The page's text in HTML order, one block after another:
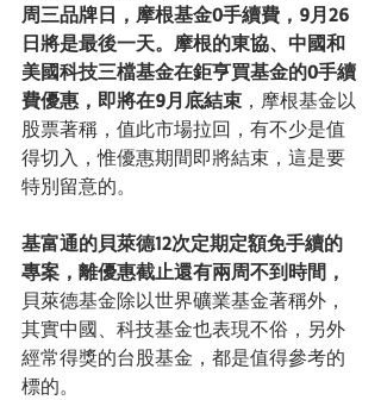
周三品牌日，摩根基金0手續費，9月26
日將是最後一天。摩根的東協、中國和
美國科技三檔基金在鉅亨買基金的0手續
費優惠，即將在9月底結束 ，摩根基金以
股票著稱，值此市場拉回，有不少是值
得切入，惟優惠期間即將結束，這是要
特別留意的。
基富通的貝萊德12次定期定額免手續的
專案，離優惠截止還有兩周不到時間，
貝萊德基金除以世界礦業基金著稱外，
其實中國、科技基金也表現不俗，另外
經常得獎的台股基金，都是值得參考的
標的。